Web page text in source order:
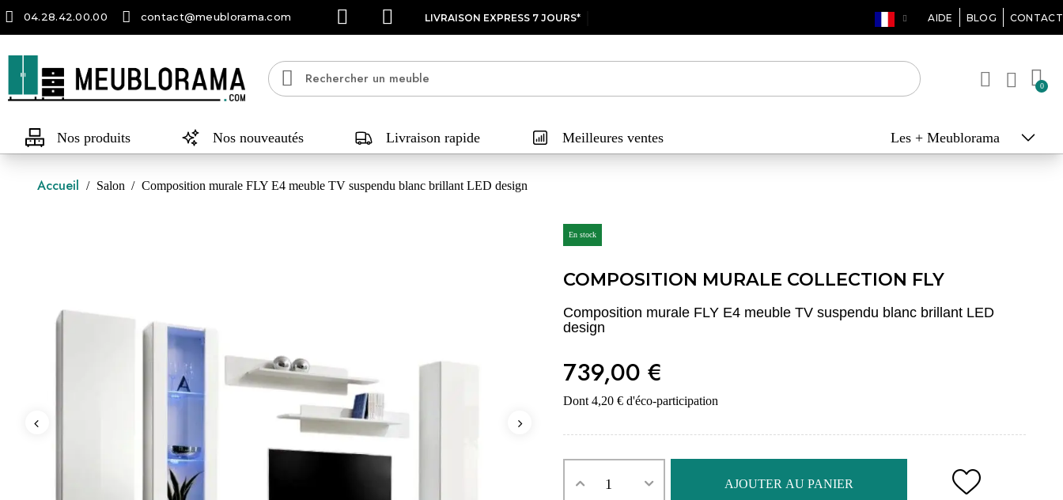
04.28.42.00.00 contact@meublorama.com LIVRAISON EXPRESS 7 JOURS* AIDE BLOG CONTACT
Nos produits Nos nouveautés Livraison rapide Meilleures ventes Les + Meublorama
Accueil Salon Composition murale FLY E4 meuble TV suspendu blanc brillant LED design
En stock
COMPOSITION MURALE COLLECTION FLY
Composition murale FLY E4 meuble TV suspendu blanc brillant LED
design
739,00 €
Dont 4,20 € d'éco-participation
AJOUTER AU PANIER